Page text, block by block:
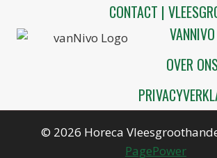
CONTACT |
VANNIVO
OVER ONS
© 2026 Horeca
PagePower